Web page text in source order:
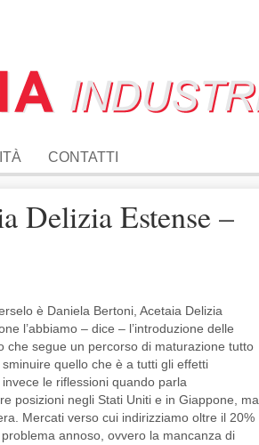
CONTATTI
Delizia Estense –
è Daniela Bertoni, Acetaia Delizia
l’abbiamo – dice – l’introduzione delle
che segue un percorso di maturazione tutto
quello che è a tutti gli effetti
le riflessioni quando parla
posizioni negli Stati Uniti e in Giappone, ma
Mercati verso cui indirizziamo oltre il 20%
annoso, ovvero la mancanza di